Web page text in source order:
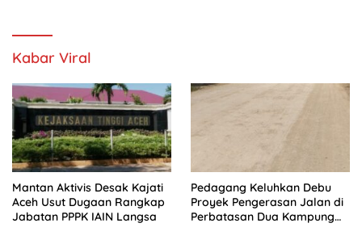
Kabar Viral
Mantan Aktivis Desak Kajati
Aceh Usut Dugaan Rangkap
Jabatan PPPK IAIN Langsa
Pedagang Keluhkan Debu
Proyek Pengerasan Jalan di
Perbatasan Dua Kampung